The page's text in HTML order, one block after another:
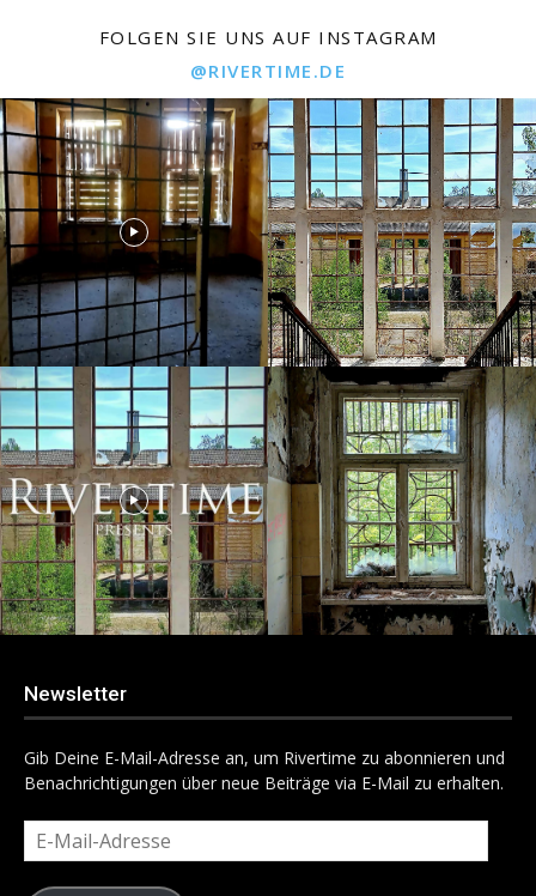
FOLGEN SIE UNS AUF INSTAGRAM
@RIVERTIME.DE
Newsletter
Gib Deine E-Mail-Adresse an, um Rivertime zu abonnieren und
Benachrichtigungen über neue Beiträge via E-Mail zu erhalten.
E-
Mail-
Adresse